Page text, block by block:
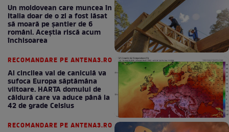
Un moldovean care muncea în
Italia doar de o zi a fost lăsat
să moară pe şantier de 6
români. Aceștia riscă acum
închisoarea
RECOMANDARE PE ANTENA3.RO
Al cincilea val de caniculă va
sufoca Europa săptămâna
viitoare. HARTA domului de
căldură care va aduce până la
42 de grade Celsius
RECOMANDARE PE ANTENA3.RO